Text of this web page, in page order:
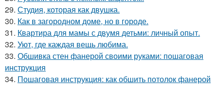
29. Студия, которая как двушка.
30. Как в загородном доме, но в городе.
31. Квартира для мамы с двумя детьми: личный опыт.
32. Уют, где каждая вещь любима.
33. Обшивка стен фанерой своими руками: пошаговая
инструкция
34. Пошаговая инструкция: как обшить потолок фанерой